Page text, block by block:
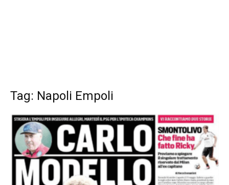
Tag: Napoli Empoli